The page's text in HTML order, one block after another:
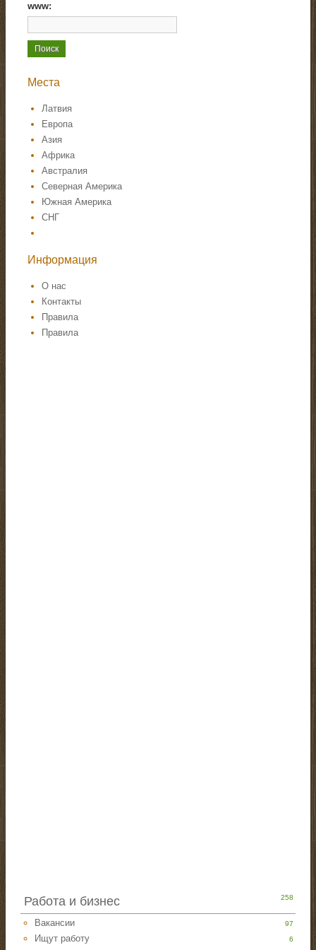
www:
Места
Латвия
Европа
Азия
Африка
Австралия
Северная Америка
Южная Америка
СНГ
Информация
О нас
Контакты
Правила
Правила
Работа и бизнес 258
Вакансии 97
Ищут работу 6